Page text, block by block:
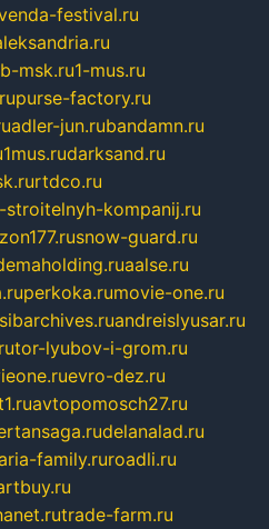
festival.ru
msk.ru1-mus.ru
purse-factory.ru
adler-jun.rubandamn.ru
1mus.rudarksand.ru
rtdco.ru
kompanij.ru
snow-guard.ru
aalse.ru
perkoka.rumovie-one.ru
sibarchives.ruandreislyusar.ru
tor-lyubov-i-grom.ru
evro-dez.ru
avtopomosch27.ru
delanalad.ru
family.ruroadli.ru
trade-farm.ru